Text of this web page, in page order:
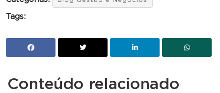
Tags:
Conteúdo relacionado